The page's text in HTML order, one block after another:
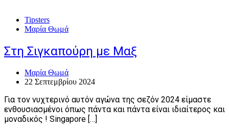
Tipsters
Μαρία Θωμά
Στη Σιγκαπούρη με Μαξ
Μαρία Θωμά
22 Σεπτεμβρίου 2024
Για τον νυχτερινό αυτόν αγώνα της σεζόν 2024 είμαστε
ενθουσιασμένοι όπως πάντα και πάντα είναι ιδιαίτερος και
μοναδικός ! Singapore […]